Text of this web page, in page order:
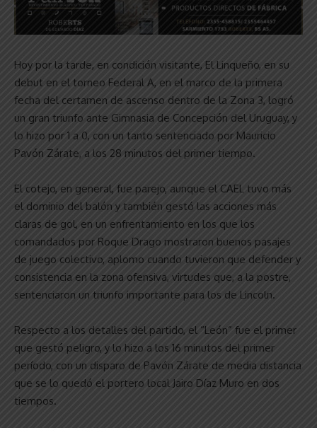
Hoy por la tarde, en condición visitante, El Linqueño, en su
debut en el torneo Federal A, en el marco de la primera
fecha del certamen de ascenso dentro de la Zona 3, logró
un gran triunfo ante Gimnasia de Concepción del Uruguay, y
lo hizo por 1 a 0, con un tanto sentenciado por Mauricio
Pavón Zárate, a los 28 minutos del primer tiempo.
El cotejo, en general, fue parejo, aunque el CAEL tuvo más
el dominio del balón y también gestó las acciones más
claras de gol, en un enfrentamiento en los que los
comandados por Roque Drago mostraron buenos pasajes
de juego colectivo, aplomo cuando tuvieron que defender y
consistencia en la zona ofensiva, virtudes que, a la postre,
sentenciaron un triunfo importante para los de Lincoln.
Respecto a los detalles del partido, el “León” fue el primer
que gestó peligro, y lo hizo a los 16 minutos del primer
período, con un disparo de Pavón Zárate de media distancia
que se lo quedó el portero local Jairo Díaz Muro en dos
tiempos.